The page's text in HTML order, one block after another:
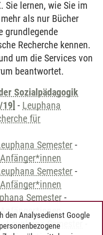
Sie lernen, wie Sie im
als nur Bücher
grundlegende
Recherche kennen.
um die Services von
beantwortet.
Sozialpädagogik
- Leuphana
für
Semester -
Semester -
Semester -
-Leuphana Semester
den Analysedienst Google